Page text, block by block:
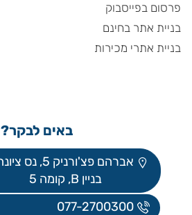
פרסום בפייסבוק
בניית אתר בחינם
בניית אתרי מכירות
באים לבקר?
אברהם פצ'ורניק 5, נס ציונה
בניין B, קומה 5
077-2700300